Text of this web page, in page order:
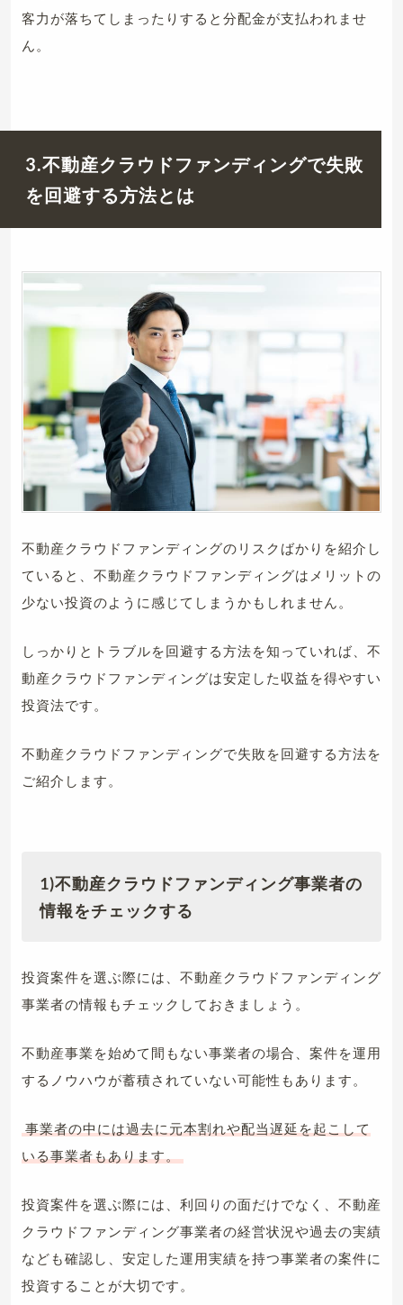
客力が落ちてしまったりすると分配金が支払われませ
ん。
3.不動産クラウドファンディングで失敗
を回避する方法とは
不動産クラウドファンディングのリスクばかりを紹介し
ていると、不動産クラウドファンディングはメリットの
少ない投資のように感じてしまうかもしれません。
しっかりとトラブルを回避する方法を知っていれば、不
動産クラウドファンディングは安定した収益を得やすい
投資法です。
不動産クラウドファンディングで失敗を回避する方法を
ご紹介します。
1)不動産クラウドファンディング事業者の
情報をチェックする
投資案件を選ぶ際には、不動産クラウドファンディング
事業者の情報もチェックしておきましょう。
不動産事業を始めて間もない事業者の場合、案件を運用
するノウハウが蓄積されていない可能性もあります。
事業者の中には過去に元本割れや配当遅延を起こして
いる事業者もあります。
投資案件を選ぶ際には、利回りの面だけでなく、不動産
クラウドファンディング事業者の経営状況や過去の実績
なども確認し、安定した運用実績を持つ事業者の案件に
投資することが大切です。